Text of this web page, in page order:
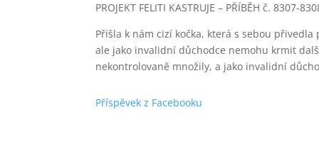
PROJEKT FELITI KASTRUJE – PŘÍBĚH č. 8307-
Přišla k nám cizí kočka, která s sebou
ale jako invalidní důchodce nemohu krmit
nekontrolovaně množily, a jako invalidní
Příspěvek z Facebooku